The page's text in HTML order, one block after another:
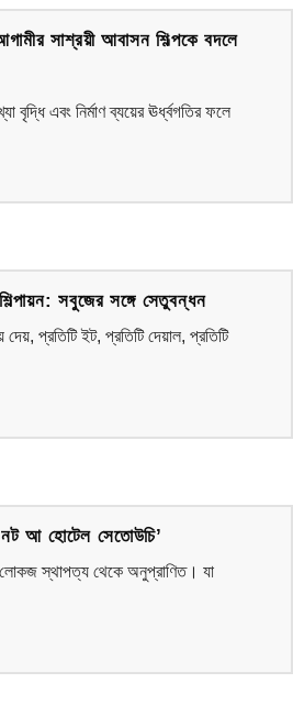
সাশ্রয়ী আবাসন শিল্পকে বদলে
এবং নির্মাণ ব্যয়ের ঊর্ধ্বগতির ফলে
সবুজের সঙ্গে সেতুবন্ধন
প্রতিটি ইট, প্রতিটি দেয়াল, প্রতিটি
আ হোটেল সেতোউচি’
লোকজ স্থাপত্য থেকে অনুপ্রাণিত। যা